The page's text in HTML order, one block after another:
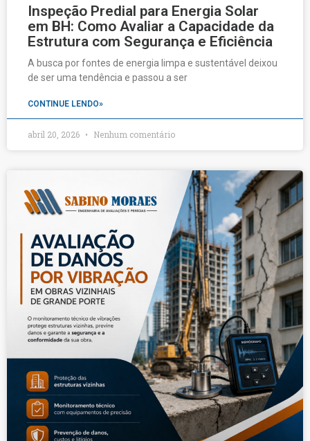
Inspeção Predial para Energia Solar
em BH: Como Avaliar a Capacidade da
Estrutura com Segurança e Eficiência
A busca por fontes de energia limpa e sustentável deixou
de ser uma tendência e passou a ser
CONTINUE LENDO»
abril 20, 2026 Nenhum comentário